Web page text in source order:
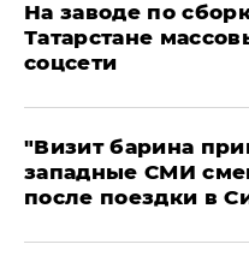
На заводе по
Татарстане
соцсети
"Визит барина
западные СМИ
после поездки в